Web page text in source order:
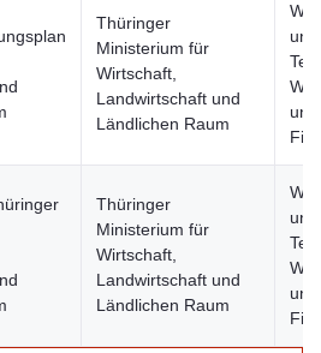
Thüringer
Ministerium für
Wirtschaft,
Landwirtschaft und
Ländlichen Raum
und
und
Thüringer
Ministerium für
Wirtschaft,
Landwirtschaft und
Ländlichen Raum
und
und